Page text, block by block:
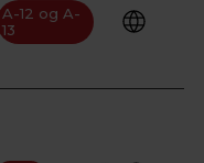
A-12 og A-
13